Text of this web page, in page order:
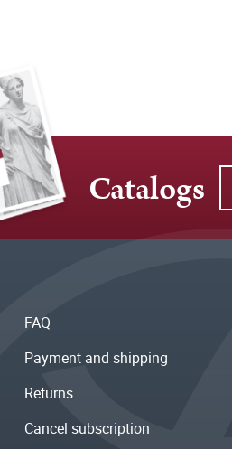
Catalogs
FAQ
Payment and shipping
Returns
Cancel subscription